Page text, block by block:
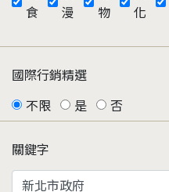
食
漫
物
化
國際行銷精選
不限
是 否
關鍵字